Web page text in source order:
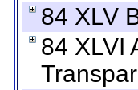
84 XLV
84 XLVI